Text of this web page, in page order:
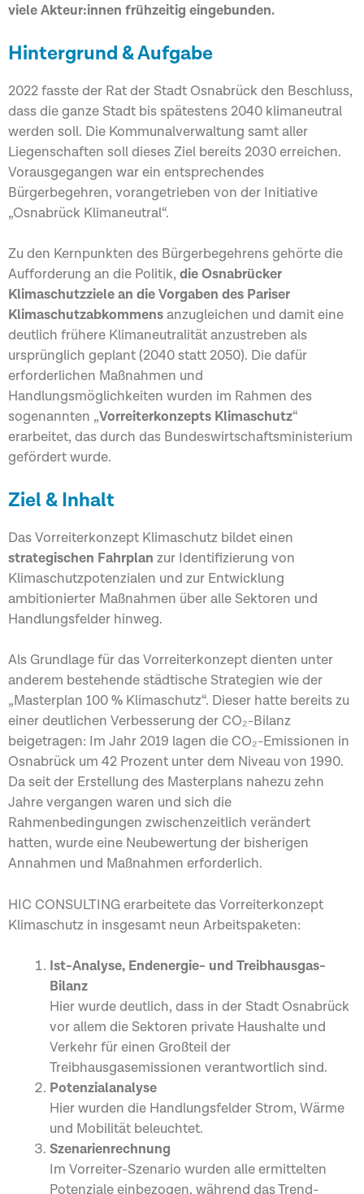
viele Akteur:innen frühzeitig eingebunden.
Hintergrund & Aufgabe
2022 fasste der Rat der Stadt Osnabrück den Beschluss,
dass die ganze Stadt bis spätestens 2040 klimaneutral
werden soll. Die Kommunalverwaltung samt aller
Liegenschaften soll dieses Ziel bereits 2030 erreichen.
Vorausgegangen war ein entsprechendes
Bürgerbegehren, vorangetrieben von der Initiative
„Osnabrück Klimaneutral“.
Zu den Kernpunkten des Bürgerbegehrens gehörte die
Aufforderung an die Politik, die Osnabrücker
Klimaschutzziele an die Vorgaben des Pariser
Klimaschutzabkommensanzugleichen und damit eine
deutlich frühere Klimaneutralität anzustreben als
ursprünglich geplant (2040 statt 2050). Die dafür
erforderlichen Maßnahmen und
Handlungsmöglichkeiten wurden im Rahmen des
sogenannten „Vorreiterkonzepts Klimaschutz“
erarbeitet, das durch das Bundeswirtschaftsministerium
gefördert wurde.
Ziel & Inhalt
Das Vorreiterkonzept Klimaschutz bildet einen
strategischen Fahrplan zur Identifizierung von
Klimaschutzpotenzialen und zur Entwicklung
ambitionierter Maßnahmen über alle Sektoren und
Handlungsfelder hinweg.
Als Grundlage für das Vorreiterkonzept dienten unter
anderem bestehende städtische Strategien wie der
„Masterplan 100 % Klimaschutz“. Dieser hatte bereits zu
einer deutlichen Verbesserung der CO₂-Bilanz
beigetragen: Im Jahr 2019 lagen die CO₂-Emissionen in
Osnabrück um 42 Prozent unter dem Niveau von 1990.
Da seit der Erstellung des Masterplans nahezu zehn
Jahre vergangen waren und sich die
Rahmenbedingungen zwischenzeitlich verändert
hatten, wurde eine Neubewertung der bisherigen
Annahmen und Maßnahmen erforderlich.
HIC CONSULTING erarbeitete das Vorreiterkonzept
Klimaschutz in insgesamt neun Arbeitspaketen:
Ist-Analyse, Endenergie- und Treibhausgas-
Bilanz
Hier wurde deutlich, dass in der Stadt Osnabrück
vor allem die Sektoren private Haushalte und
Verkehr für einen Großteil der
Treibhausgasemissionen verantwortlich sind.
Potenzialanalyse
Hier wurden die Handlungsfelder Strom, Wärme
und Mobilität beleuchtet.
Szenarienrechnung
Im Vorreiter-Szenario wurden alle ermittelten
Potenziale einbezogen, während das Trend-